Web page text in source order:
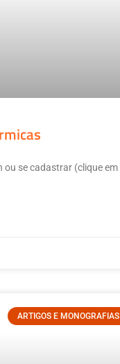
ou se cadastrar (clique em
ARTIGOS E MONOGRAFIAS